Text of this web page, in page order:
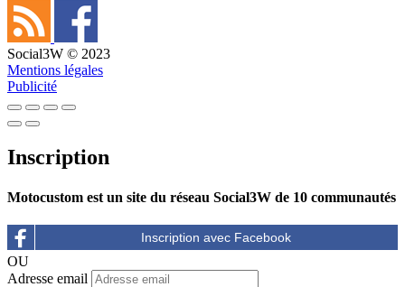
Social3W © 2023
Mentions légales
Publicité
Inscription
Motocustom est un site du réseau Social3W de 10 communautés
OU
Adresse email